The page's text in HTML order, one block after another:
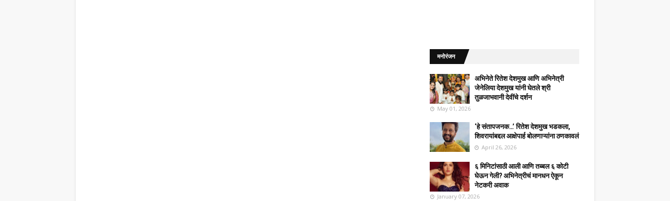
मनोरंजन
अभिनेते रितेश देशमुख आणि अभिनेत्री
जेनेलिया देशमुख यांनी घेतले श्री
तुळजाभवानी देवींचे दर्शन
May 01, 2026
‘हे संतापजनक…’ रितेश देशमुख भडकला,
शिवरायांबद्दल आक्षेपार्ह बोलणाऱ्यांना ठणकावलं
April 26, 2026
६ मिनिटांसाठी आली आणि तब्बल ६ कोटी
घेऊन गेली? अभिनेत्रीचं मानधन ऐकून
नेटकरी अवाक
January 07, 2026